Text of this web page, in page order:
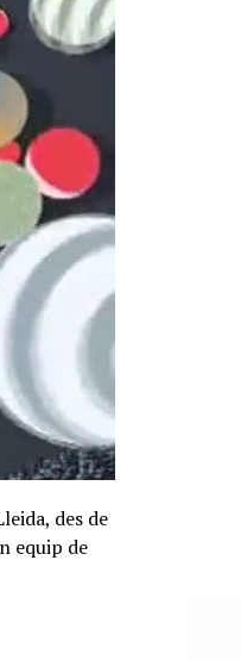
des de
equip de